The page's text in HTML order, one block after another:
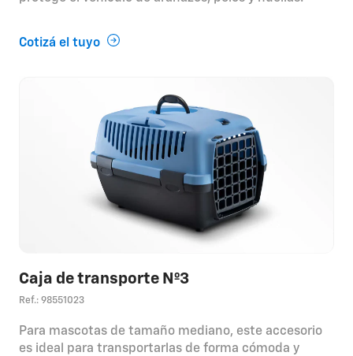
Cotizá el tuyo
Caja de transporte Nº3
Ref.: 98551023
Para mascotas de tamaño mediano, este accesorio
es ideal para transportarlas de forma cómoda y